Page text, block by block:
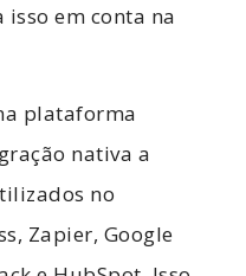
isso em conta na
plataforma
nativa a
no
Zapier, Google